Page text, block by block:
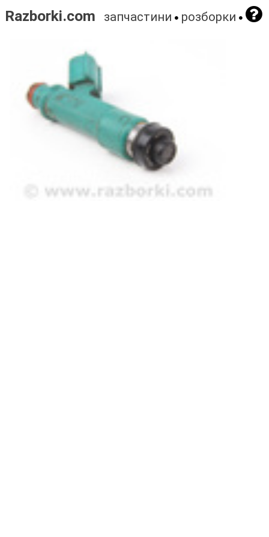
Razborki.com запчастини розборки